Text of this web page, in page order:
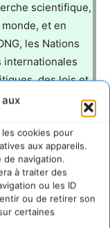
cookies pour
aux appareils.
de navigation.
à traiter des
ou les ID
ou de retirer son
certaines
scientifique,
et en
les Nations
internationales
des lois et
réseau
une union
11.000
de 160 pays.
d’un millier de